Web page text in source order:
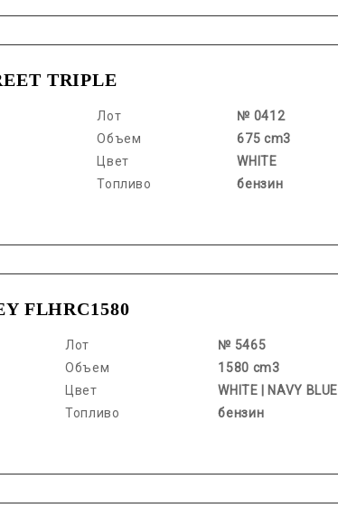
TRIPLE
Лот
№ 0412
Объем
675 cm3
Цвет
WHITE
Топливо
бензин
FLHRC1580
Лот
№ 5465
Объем
1580 cm3
Цвет
WHITE | NAVY BLUE
Топливо
бензин